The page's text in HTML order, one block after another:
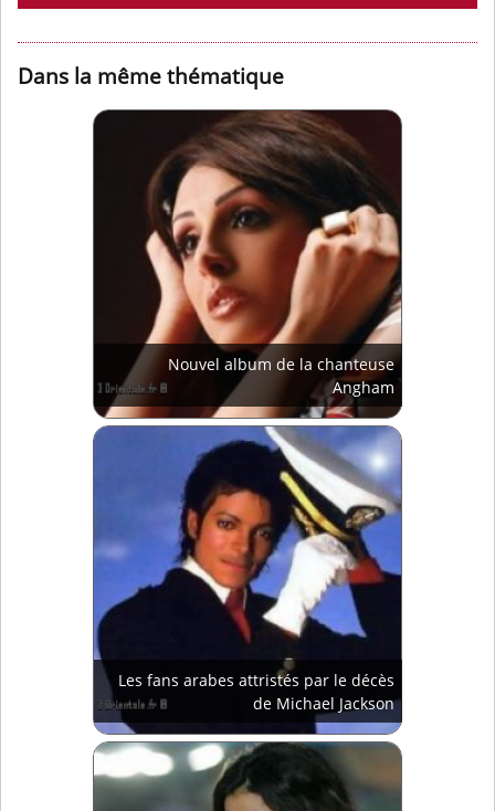
Dans la même thématique
Nouvel album de la chanteuse
Angham
Les fans arabes attristés par le décès
de Michael Jackson